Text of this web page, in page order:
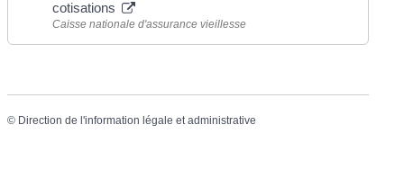
cotisations
Caisse nationale d'assurance vieillesse
© Direction de l'information légale et administrative